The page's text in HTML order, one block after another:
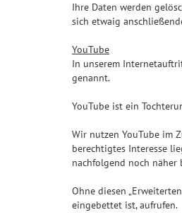
Ihre Daten werden
sich etwaig
YouTube
In unserem
genannt.
YouTube ist ein
Wir nutzen YouTube im
berechtigtes Interesse
nachfolgend noch näher
Ohne diesen
eingebettet ist, aufrufen.